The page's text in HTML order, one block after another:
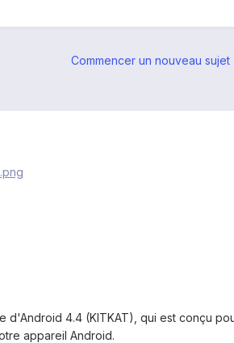
Commencer un nouveau sujet
4.4 (KITKAT), qui est conçu
appareil Android.